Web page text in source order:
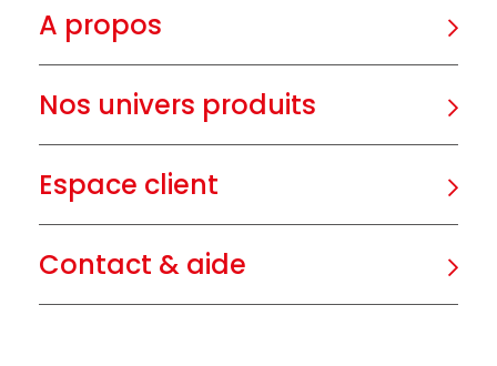
A propos
Nos univers produits
Espace client
Contact & aide